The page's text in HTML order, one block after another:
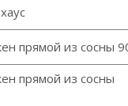
прямой из сосны
прямой из сосны